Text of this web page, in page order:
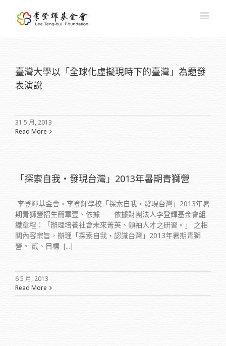
臺灣大學以「全球化虛擬現時下的臺灣」為題發
表演說
31 5 月, 2013
Read More
「探索自我‧發現台灣」2013年暑期青獅營
李登輝基金會‧李登輝學校「探索自我‧發現台灣」2013年暑
期青獅營招生簡章壹、依據 依據財團法人李登輝基金會組
織章程：「辦理培養社會未來菁英、領袖人才之研習。」 之相
關內容宗旨，辦理「探索自我‧認識台灣」2013年暑期青獅
營。 貳、目標 [...]
6 5 月, 2013
Read More